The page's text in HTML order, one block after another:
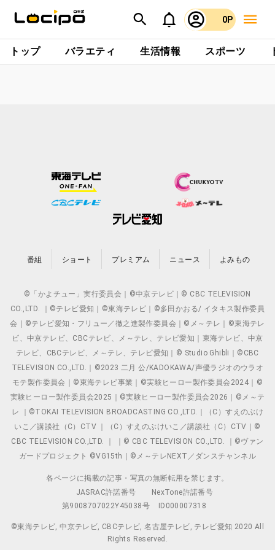
0P
トップ バラエティ 生活情報 スポーツ
番組 ショート プレミアム ニュース よみもの
©「かよチュー」実行委員会｜©中京テレビ｜© CBC TELEVISION
CO.,LTD. ｜©テレビ愛知｜©東海テレビ｜©多田かおる/ イタキス製作委員
会｜©テレビ愛知・フリュー／徹之進製作委員会｜©メ～テレ｜©東海テレ
ビ、中京テレビ、CBCテレビ、メ～テレ、テレビ愛知｜東海テレビ、中京
テレビ、CBCテレビ、メ～テレ、テレビ愛知｜© Studio Ghibli｜©CBC
TELEVISION CO.,LTD.｜©2023 二月 公/KADOKAWA/声優ラジオのウラオ
モテ製作委員会｜©東海テレビ事業｜©実験ヒーロー製作委員会2024｜©
実験ヒーロー製作委員会2025｜©実験ヒーロー製作委員会2026｜©メ～テ
レ ｜©TOKAI TELEVISION BROADCASTING CO.,LTD.｜（C）すえのぶけ
いこ／講談社（C）CTV ｜（C）すえのぶけいこ／講談社（C）CTV｜©
CBC TELEVISION CO.,LTD. ｜ ｜© CBC TELEVISION CO.,LTD. ｜©ヴァン
ガードプロジェクト ©VG15th｜©メ～テレNEXT／ダンスチャンネル
各ページに掲載の記事・写真の無断転用を禁じます。
JASRAC許諾番号
NexTone許諾番号
第9008707022Y45038号
ID000007318
©東海テレビ, 中京テレビ, CBCテレビ, 名古屋テレビ, テレビ愛知 2020 All
Rights Reserved.